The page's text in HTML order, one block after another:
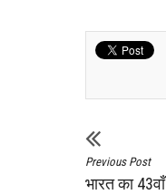
Previous Post
भारत का 43वाँ